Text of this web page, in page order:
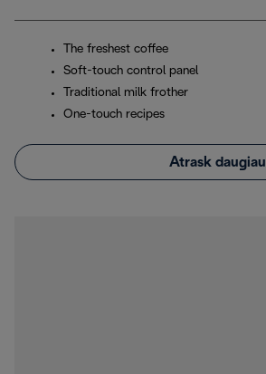
The freshest coffee
Soft-touch control panel
Traditional milk frother
One-touch recipes
Atrask daugiau